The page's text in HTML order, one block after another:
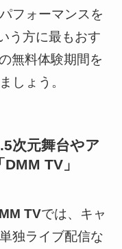
フォーマンスを
う方に最もおす
無料体験期間を
しょう。
次元舞台やア
TV」
TVでは、キャ
独ライブ配信な